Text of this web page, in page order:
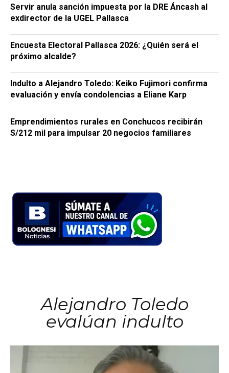
Servir anula sanción impuesta por la DRE Áncash al
exdirector de la UGEL Pallasca
Encuesta Electoral Pallasca 2026: ¿Quién será el
próximo alcalde?
Indulto a Alejandro Toledo: Keiko Fujimori confirma
evaluación y envía condolencias a Eliane Karp
Emprendimientos rurales en Conchucos recibirán
S/212 mil para impulsar 20 negocios familiares
Alejandro Toledo
evalúan indulto